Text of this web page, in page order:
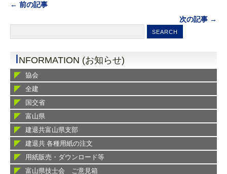
← 前の記事
次の記事 →
INFORMATION (お知らせ)
協会
全建
国交省
富山県
建退共富山県支部
建退共 各種用紙の注文
用紙販売・ダウンロード等
富山県技士会 ご意見箱